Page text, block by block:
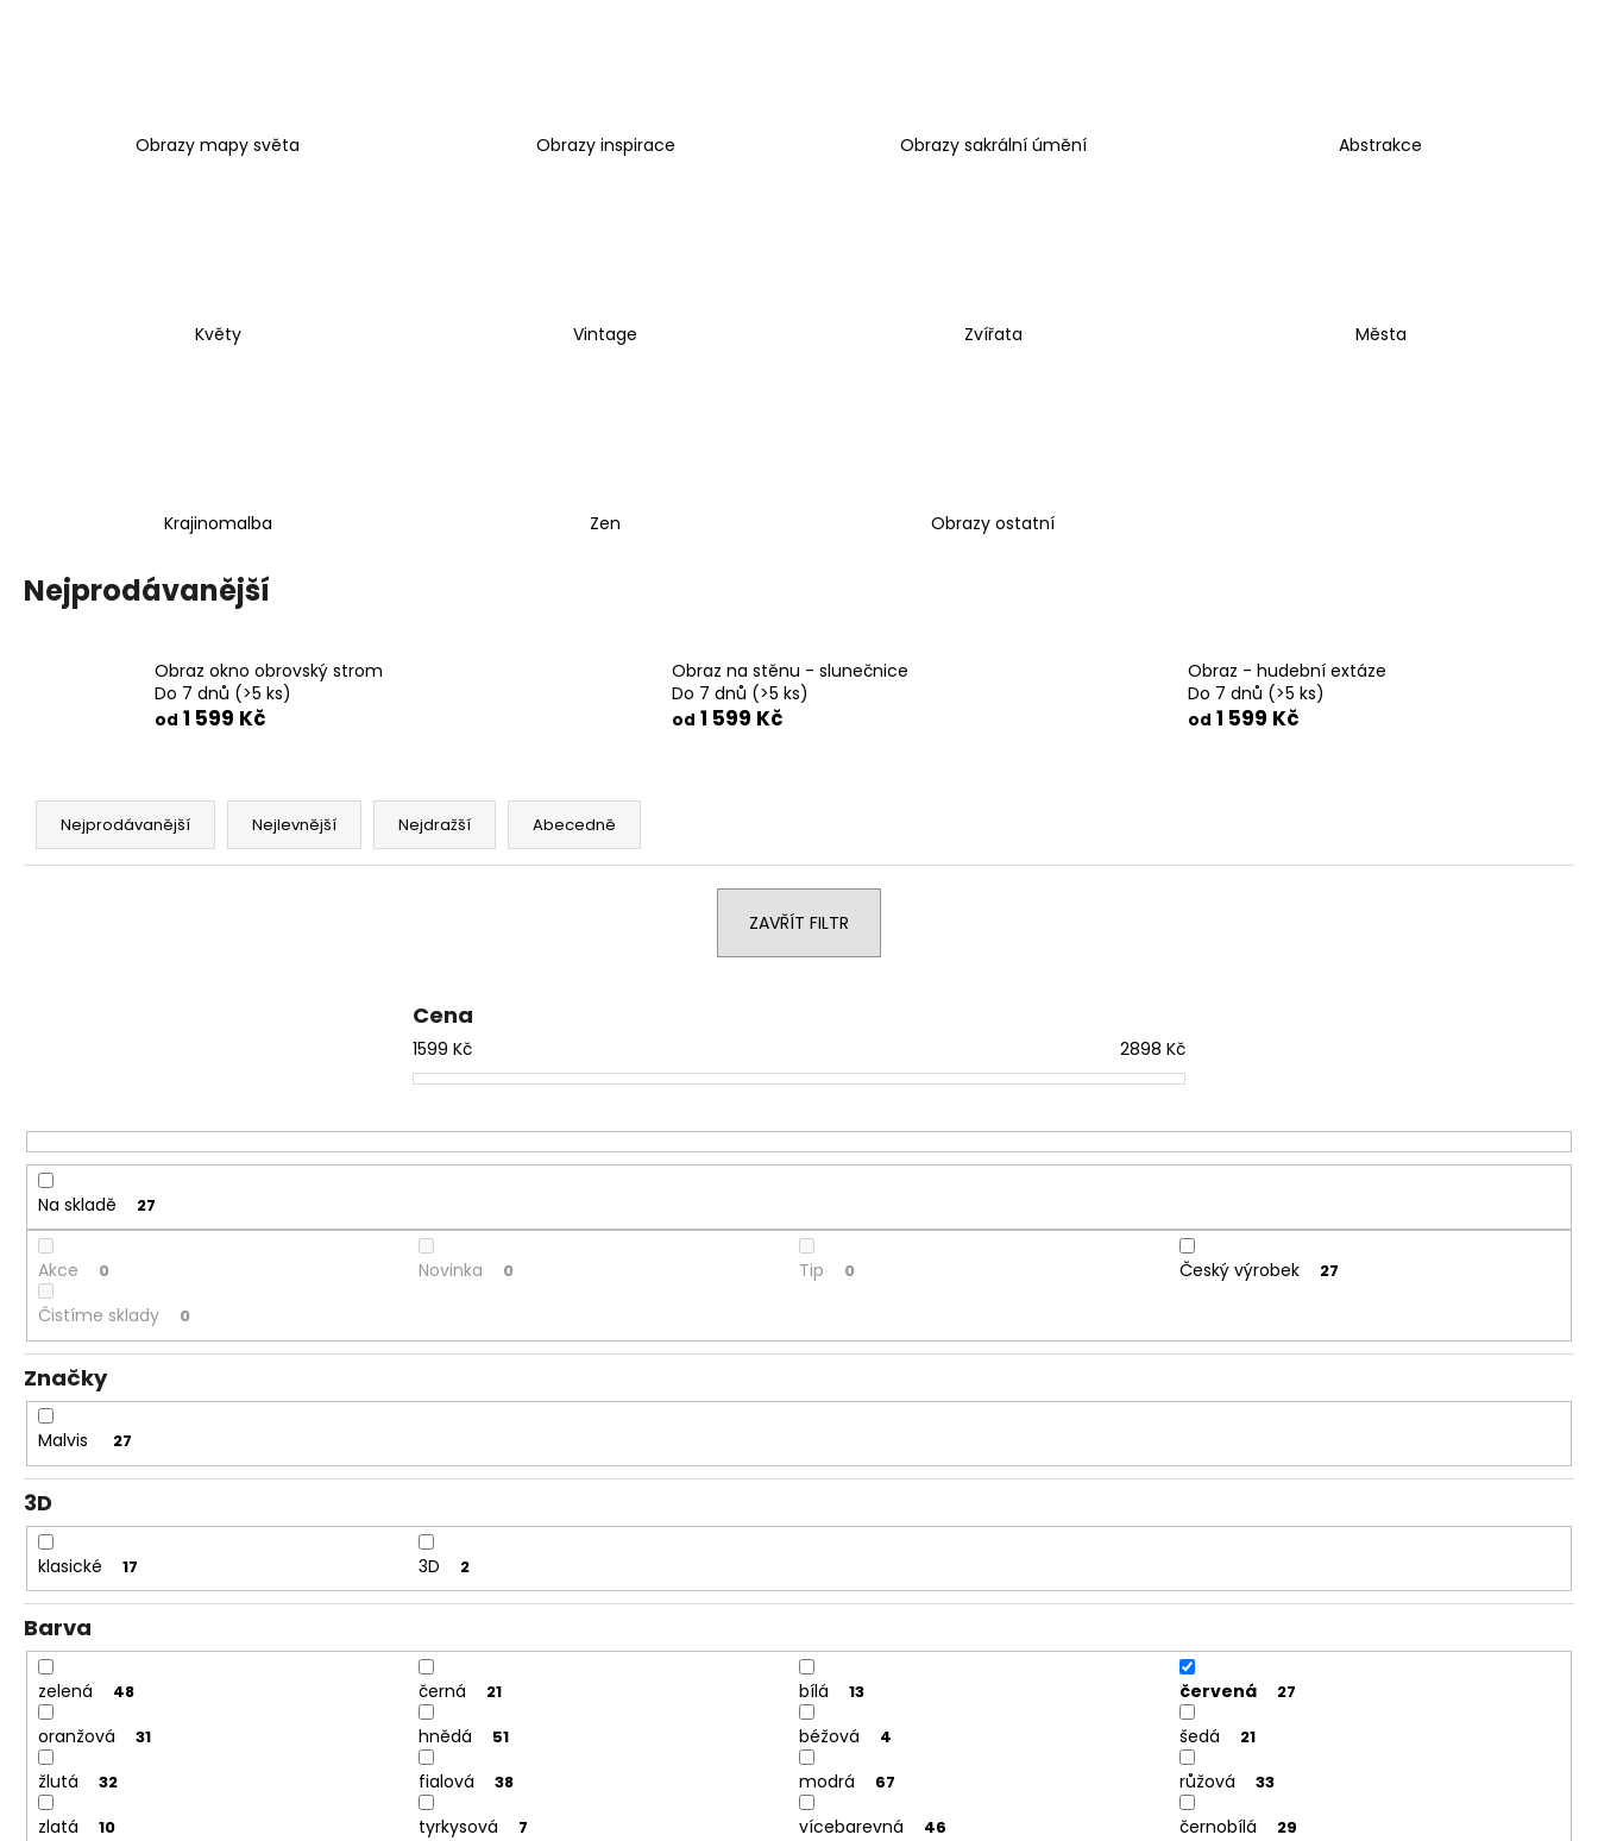
Obrazy mapy světa Obrazy inspirace Obrazy sakrální úmění Abstrakce
Květy Vintage Zvířata Města
Krajinomalba Zen Obrazy ostatní
Nejprodávanější
Obraz okno obrovský strom
Do 7 dnů (>5 ks)
od 1 599 Kč
Obraz na stěnu - slunečnice
Do 7 dnů (>5 ks)
od 1 599 Kč
Obraz - hudební extáze
Do 7 dnů (>5 ks)
od 1 599 Kč
Ř
z
k
t
ů
Nejprodávanější Nejlevnější Nejdražší Abecedně
ZAVŘÍT FILTR
Cena
1599 Kč 2898 Kč
Na skladě 27
Akce 0 Novinka 0 Tip 0 Český výrobek 27
Čistíme sklady 0
Značky
Malvis 27
3D
klasické 17 3D 2
Barva
zelená 48 černá 21 bílá 13 červená 27
oranžová 31 hnědá 51 béžová 4 šedá 21
žlutá 32 fialová 38 modrá 67 růžová 33
zlatá 10 tyrkysová 7 vícebarevná 46 černobílá 29